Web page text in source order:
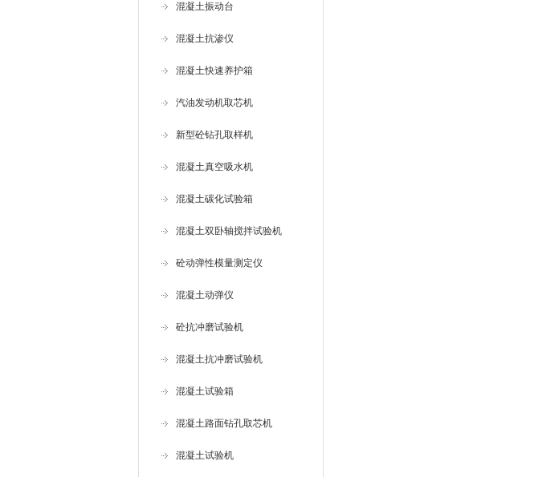
混凝土振动台
混凝土抗渗仪
混凝土快速养护箱
汽油发动机取芯机
新型砼钻孔取样机
混凝土真空吸水机
混凝土碳化试验箱
混凝土双卧轴搅拌试验机
砼动弹性模量测定仪
混凝土动弹仪
砼抗冲磨试验机
混凝土抗冲磨试验机
混凝土试验箱
混凝土路面钻孔取芯机
混凝土试验机